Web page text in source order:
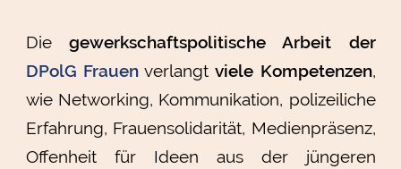
Die gewerkschaftspolitische Arbeit der
DPolG Frauenverlangtviele Kompetenzen,
wie Networking, Kommunikation, polizeiliche
Erfahrung, Frauensolidarität, Medienpräsenz,
Offenheit für Ideen aus der jüngeren